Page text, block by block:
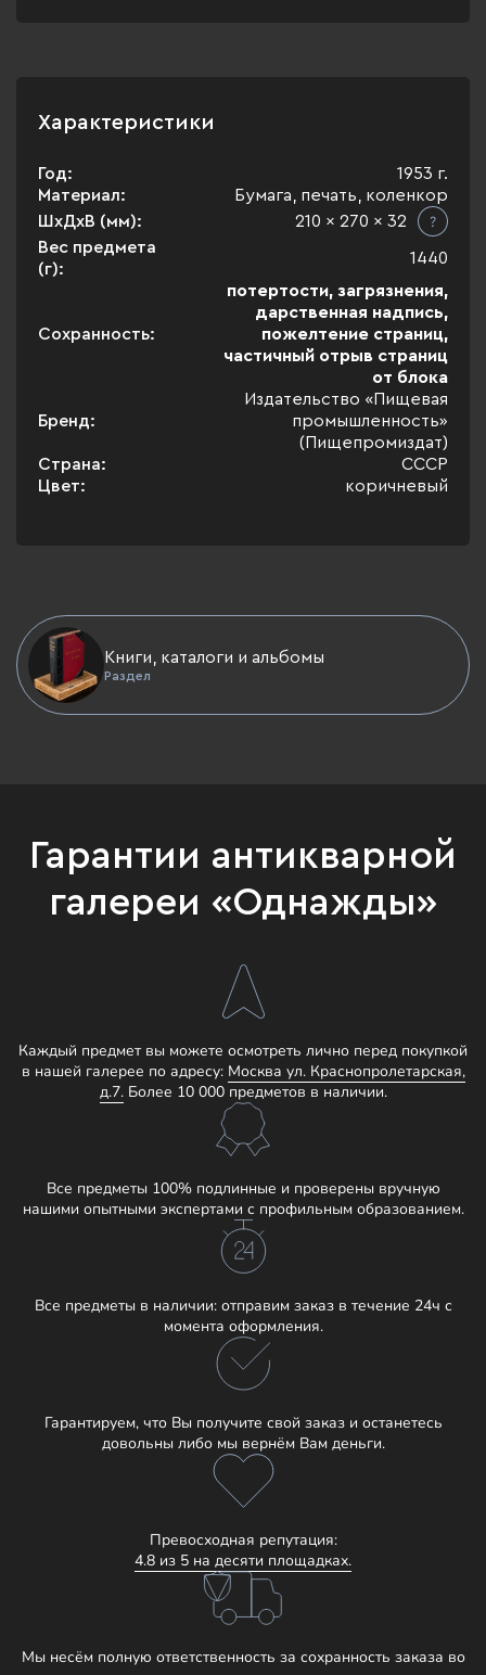
Характеристики
Год:
1953 г.
Материал:
Бумага, печать, коленкор
ШхДхВ (мм):
210 x 270 x 32
Вес предмета
(г):
1440
Сохранность:
потертости, загрязнения,
дарственная надпись,
пожелтение страниц,
частичный отрыв страниц
от блока
Бренд:
Издательство «Пищевая
промышленность»
(Пищепромиздат)
Страна:
СССР
Цвет:
коричневый
Книги, каталоги и альбомы
Раздел
Гарантии антикварной
галереи «Однажды»
Каждый предмет вы можете осмотреть лично перед покупкой
в нашей галерее по адресу: Москва ул. Краснопролетарская,
д.7.Более 10 000 предметов в наличии.
Все предметы 100% подлинные и проверены вручную
нашими опытными экспертами с профильным образованием.
Все предметы в наличии: отправим заказ в течение 24ч с
момента оформления.
Гарантируем, что Вы получите свой заказ и останетесь
довольны либо мы вернём Вам деньги.
Превосходная репутация:
4.8 из 5 на десяти площадках.
Мы несём полную ответственность за сохранность заказа во